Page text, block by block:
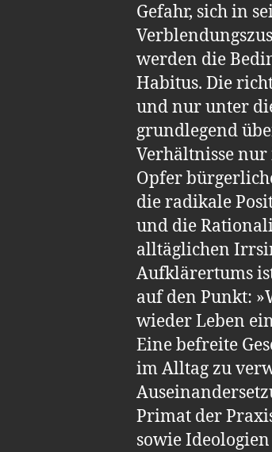
Gefahr, sich in
werden die
Habitus. Die
und nur unter
grundlegend
Verhältnisse
Opfer
die radikale
und die
alltäglichen
Aufklärertums
auf den Punkt:
wieder Leben
Eine befreite
im Alltag zu
Primat der
sowie